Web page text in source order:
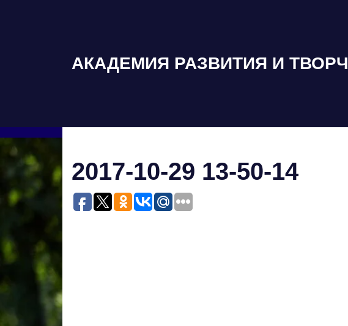
АКАДЕМИЯ РАЗВИТИЯ И
2017-10-29 13-50-14